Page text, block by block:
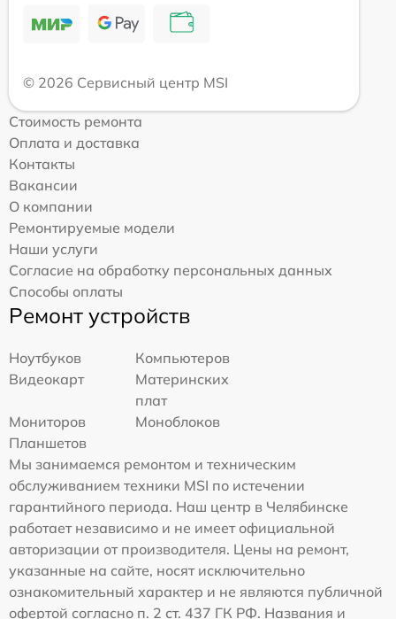
© 2026 Сервисный центр MSI
Стоимость ремонта
Оплата и доставка
Контакты
Вакансии
О компании
Ремонтируемые модели
Наши услуги
Согласие на обработку персональных данных
Способы оплаты
Ремонт устройств
Ноутбуков
Компьютеров
Видеокарт
Материнских
плат
Мониторов
Моноблоков
Планшетов
Мы занимаемся ремонтом и техническим
обслуживанием техники MSI по истечении
гарантийного периода. Наш центр в Челябинске
работает независимо и не имеет официальной
авторизации от производителя. Цены на ремонт,
указанные на сайте, носят исключительно
ознакомительный характер и не являются публичной
офертой согласно п. 2 ст. 437 ГК РФ. Названия и